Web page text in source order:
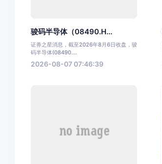
骏码半导体（08490.H...
证券之星消息，截至2026年8月6日收盘，骏
码半导体(08490....
2026-08-07 07:46:39